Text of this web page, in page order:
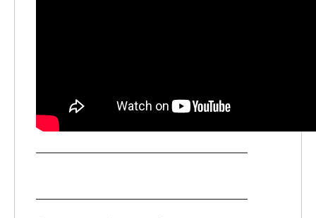
━━━━━━━━━━━━━━━━━━━━
━━━━━━━━━━━━━━━━━━━━